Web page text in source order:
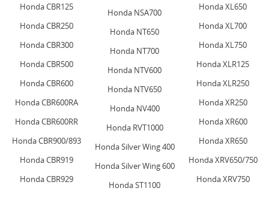
Honda CBR125
Honda CBR250
Honda CBR300
Honda CBR500
Honda CBR600
Honda CBR600RA
Honda CBR600RR
Honda CBR900/893
Honda CBR919
Honda CBR929
Honda NSA700
Honda NT650
Honda NT700
Honda NTV600
Honda NTV650
Honda NV400
Honda RVT1000
Honda Silver Wing 400
Honda Silver Wing 600
Honda ST1100
Honda XL650
Honda XL700
Honda XL750
Honda XLR125
Honda XLR250
Honda XR250
Honda XR600
Honda XR650
Honda XRV650/750
Honda XRV750